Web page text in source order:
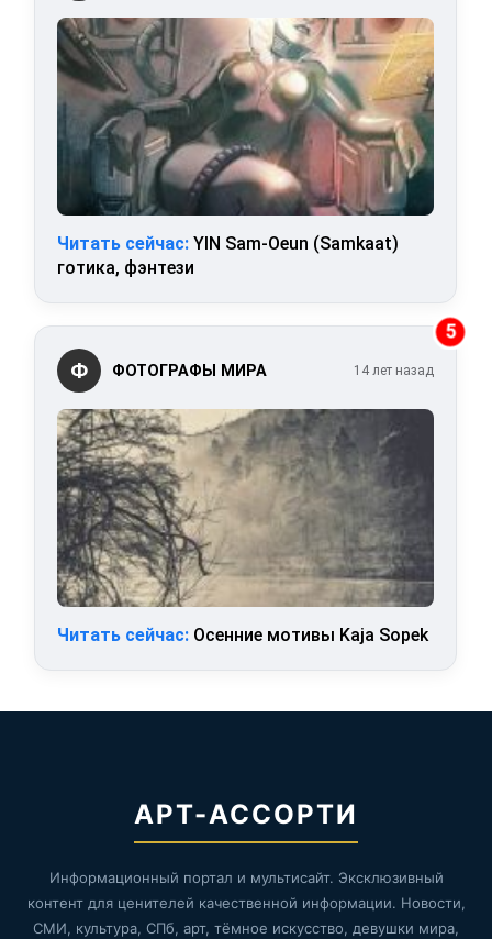
Читать сейчас: YIN Sam-Oeun (Samkaat)
готика, фэнтези
5
Ф ФОТОГРАФЫ МИРА 14 лет назад
Читать сейчас: Осенние мотивы Kaja Sopek
АРТ-АССОРТИ
Информационный портал и мультисайт. Эксклюзивный
контент для ценителей качественной информации. Новости,
СМИ, культура, СПб, арт, тёмное искусство, девушки мира,